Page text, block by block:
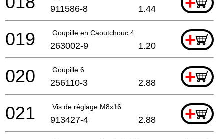
911586-8 1.44
Goupille en Caoutchouc 4 +
019 263002-9 1.20
Goupille 6 +
020 256110-3 2.88
Vis de réglage M8x16 +
021 913427-4 2.88